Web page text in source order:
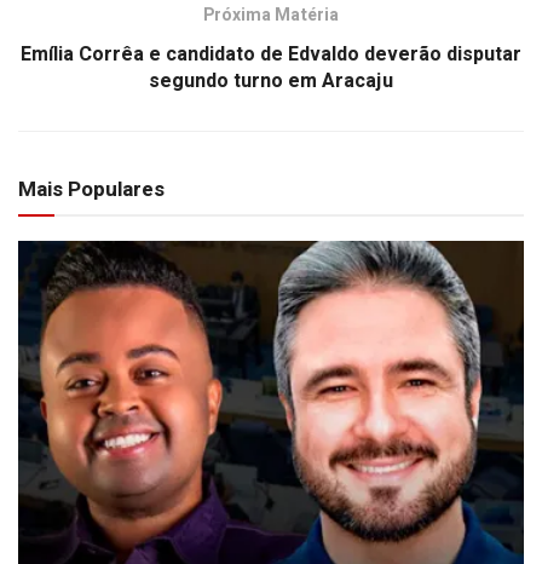
Próxima Matéria
Emília Corrêa e candidato de Edvaldo deverão disputar
segundo turno em Aracaju
Mais Populares